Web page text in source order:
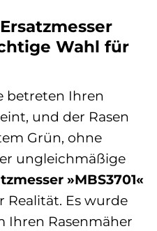
Wahl für
betreten Ihren
und der Rasen
Grün, ohne
ungleichmäßige
»MBS3701«
Realität. Es wurde
Ihren Rasenmäher